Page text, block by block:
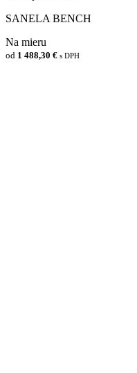
SANELA BENCH
Na mieru
od 1 488,30 € s DPH